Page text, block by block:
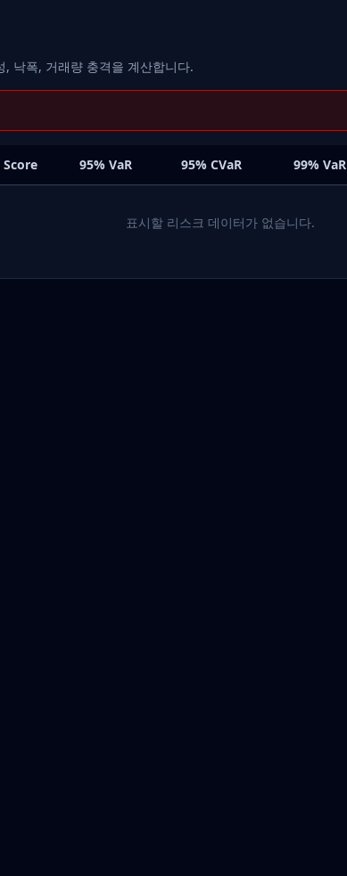
낙폭, 거래량 충격을 계산합니다.
Score 95% VaR 95% CVaR 99% VaR
표시할 리스크 데이터가 없습니다.